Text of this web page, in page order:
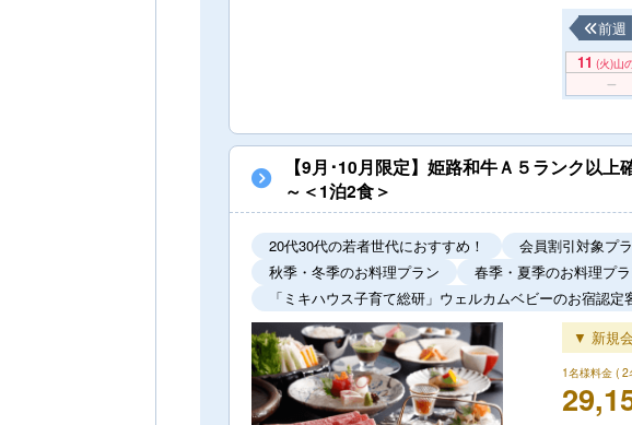
前週
11 (火)山
【9月･10月限定】姫路和牛Ａ５ランク以
～＜1泊2食＞
20代30代の若者世代におすすめ！ 会員割引対象プ
秋季・冬季のお料理プラン
春季・夏季のお料理プ
「ミキハウス子育て総研」ウェルカムベビーのお宿認定
▼ 新規
1名様料金 ( 2